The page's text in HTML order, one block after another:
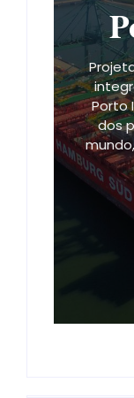
Porto
dos